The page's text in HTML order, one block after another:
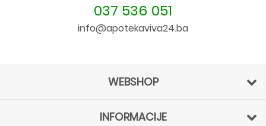
037 536 051
info@apotekaviva24.ba
WEBSHOP
INFORMACIJE